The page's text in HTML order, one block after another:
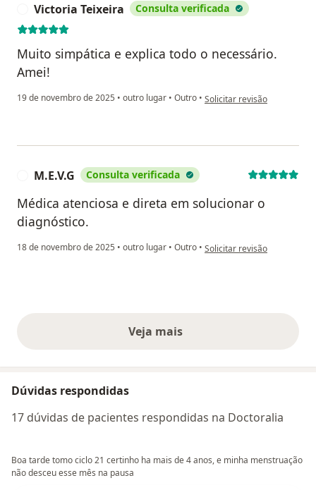
Victoria Teixeira Consulta verificada
Muito simpática e explica todo o necessário.
Amei!
19 de novembro de 2025 • outro lugar • Outro • na opinião do utilizador
Solicitar revisão
M.E.V.G Consulta verificada
Médica atenciosa e direta em solucionar o
diagnóstico.
18 de novembro de 2025 • outro lugar • Outro • na opinião do utilizador
Solicitar revisão
Veja maisopiniões acima
Dúvidas respondidas
17 dúvidas de pacientes respondidas na Doctoralia
Boa tarde tomo ciclo 21 certinho ha mais de 4 anos, e minha menstruação
não desceu esse mês na pausa